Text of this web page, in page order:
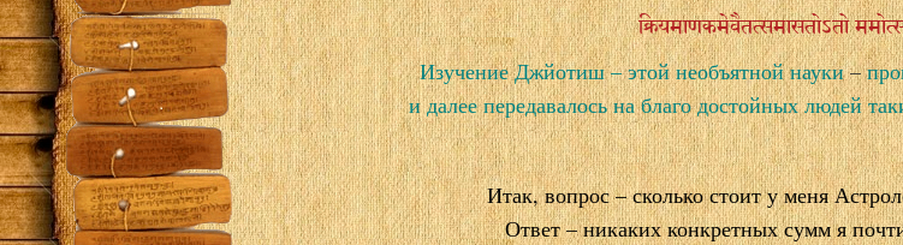
क्रियमाणकमेवैतत्समासतोऽतो
Изучение Джйотиш – этой необъятной науки–
и далее передавалось на благо достойных людей
.
Итак, вопрос – сколько стоит у меня
Ответ – никаких конкретных сумм я